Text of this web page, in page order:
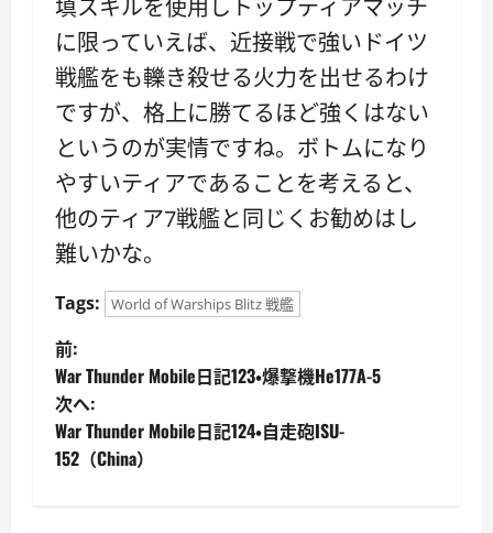
填スキルを使用しトップティアマッチ
に限っていえば、近接戦で強いドイツ
戦艦をも轢き殺せる火力を出せるわけ
ですが、格上に勝てるほど強くはない
というのが実情ですね。ボトムになり
やすいティアであることを考えると、
他のティア7戦艦と同じくお勧めはし
難いかな。
Tags: World of Warships Blitz 戦艦
投
稿
ナ
前:
War Thunder Mobile日記123・爆撃機He177A-5
次へ:
War Thunder Mobile日記124・自走砲ISU-
152（China）